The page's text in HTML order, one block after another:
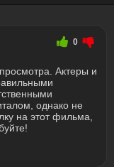
0
Актеры и
однако не
на этот фильма,